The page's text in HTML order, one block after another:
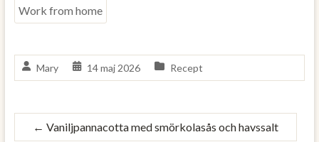
Work from home
Mary 14 maj 2026 Recept
← Vaniljpannacotta med smörkolasås och havssalt